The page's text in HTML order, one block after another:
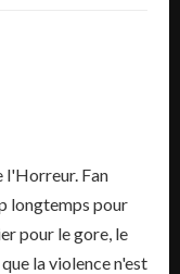
l'Horreur. Fan
longtemps pour
pour le gore, le
la violence n'est